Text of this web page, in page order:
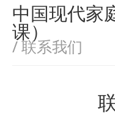
中国现代家
课）
/ 联系我们